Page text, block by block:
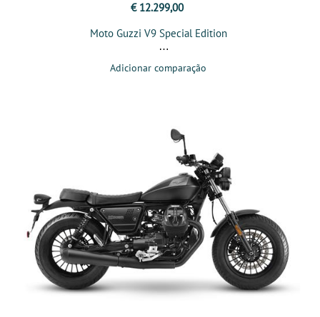
€ 12.299,00
Moto Guzzi V9 Special Edition
Adicionar comparação